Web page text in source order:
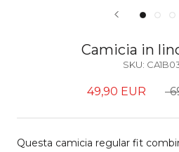
Camicia in
SKU:
49,90 EUR
Questa camicia regular fit